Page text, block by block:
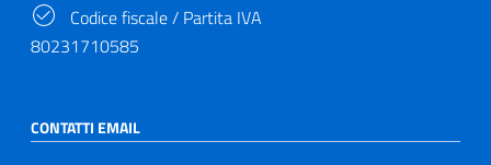
Codice fiscale / Partita IVA
80231710585
CONTATTI EMAIL